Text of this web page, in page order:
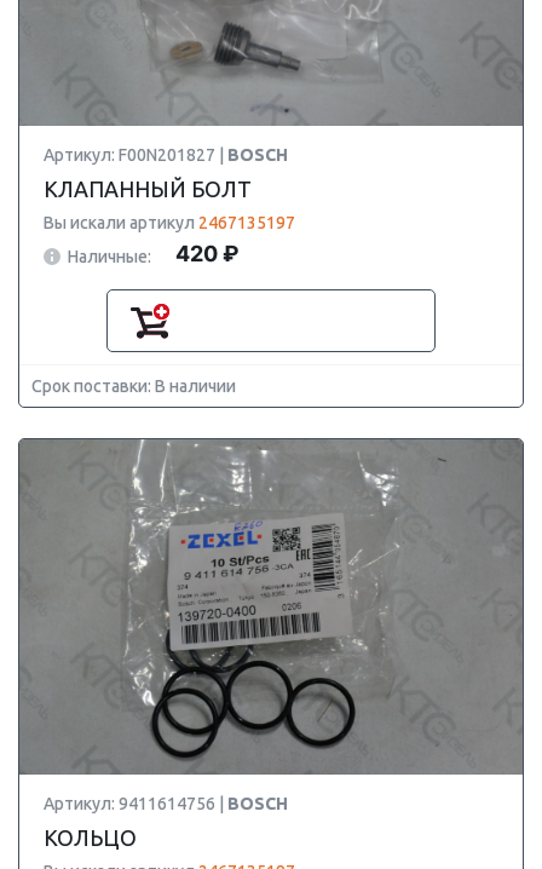
Артикул: F00N201827 | BOSCH
КЛАПАННЫЙ БОЛТ
Вы искали артикул 2467135197
Наличные:
420 ₽
Срок поставки: В наличии
Артикул: 9411614756 | BOSCH
КОЛЬЦО